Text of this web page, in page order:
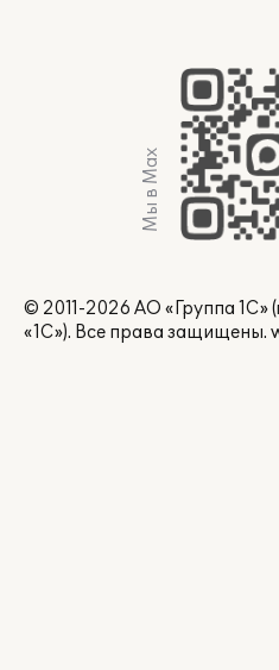
Мы в Max
© 2011-2026 АО «Группа
«1С»). Все права защищены.